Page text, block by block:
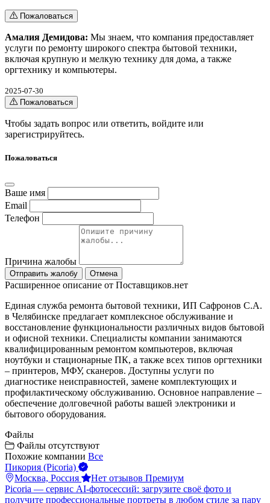
Пожаловаться
Амалия Демидова: Мы знаем, что компания предоставляет
услуги по ремонту широкого спектра бытовой техники,
включая крупную и мелкую технику для дома, а также
оргтехнику и компьютеры.
2025-07-30
Пожаловаться
Чтобы задать вопрос или ответить, войдите или
зарегистрируйтесь.
Пожаловаться
Ваше имя
Email
Телефон
Причина жалобы
Отправить жалобу Отмена
Расширенное описание от Поставщиков.нет
Единая служба ремонта бытовой техники, ИП Сафронов С.А.
в Челябинске предлагает комплексное обслуживание и
восстановление функциональности различных видов бытовой
и офисной техники. Специалисты компании занимаются
квалифицированным ремонтом компьютеров, включая
ноутбуки и стационарные ПК, а также всех типов оргтехники
– принтеров, МФУ, сканеров. Доступны услуги по
диагностике неисправностей, замене комплектующих и
профилактическому обслуживанию. Основное направление –
обеспечение долговечной работы вашей электроники и
бытового оборудования.
Файлы
Файлы отсутствуют
Похожие компании Все
Пикория (Picoria)
Москва, Россия
Нет отзывов Премиум
Picoria — сервис AI-фотосессий: загрузите своё фото и
получите профессиональные портреты в любом стиле за пару